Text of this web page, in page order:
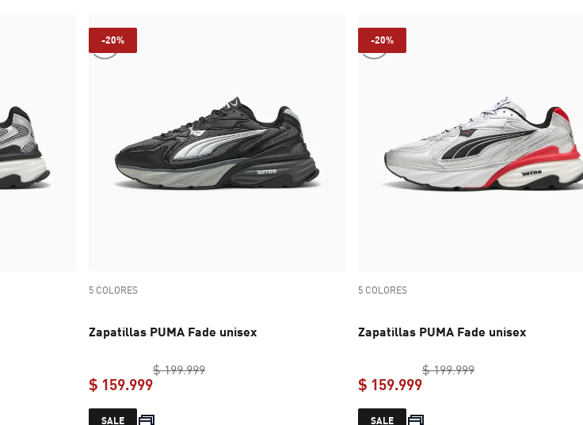
-20%
5 COLORES
Zapatillas PUMA Fade unisex
$ 199.999original price $ 199.999
$ 159.999
current price $ 159.999
SALE
-20%
5 COLORES
Zapatillas PUMA Fade unisex
$ 199.999original price $
$ 159.999
current price $ 159.999
SALE